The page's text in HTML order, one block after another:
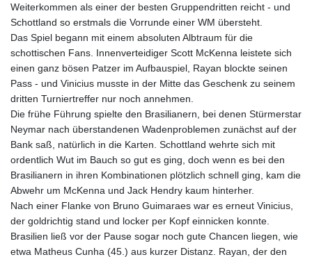
Weiterkommen als einer der besten Gruppendritten reicht - und
Schottland so erstmals die Vorrunde einer WM übersteht.
Das Spiel begann mit einem absoluten Albtraum für die
schottischen Fans. Innenverteidiger Scott McKenna leistete sich
einen ganz bösen Patzer im Aufbauspiel, Rayan blockte seinen
Pass - und Vinicius musste in der Mitte das Geschenk zu seinem
dritten Turniertreffer nur noch annehmen.
Die frühe Führung spielte den Brasilianern, bei denen Stürmerstar
Neymar nach überstandenen Wadenproblemen zunächst auf der
Bank saß, natürlich in die Karten. Schottland wehrte sich mit
ordentlich Wut im Bauch so gut es ging, doch wenn es bei den
Brasilianern in ihren Kombinationen plötzlich schnell ging, kam die
Abwehr um McKenna und Jack Hendry kaum hinterher.
Nach einer Flanke von Bruno Guimaraes war es erneut Vinicius,
der goldrichtig stand und locker per Kopf einnicken konnte.
Brasilien ließ vor der Pause sogar noch gute Chancen liegen, wie
etwa Matheus Cunha (45.) aus kurzer Distanz. Rayan, der den